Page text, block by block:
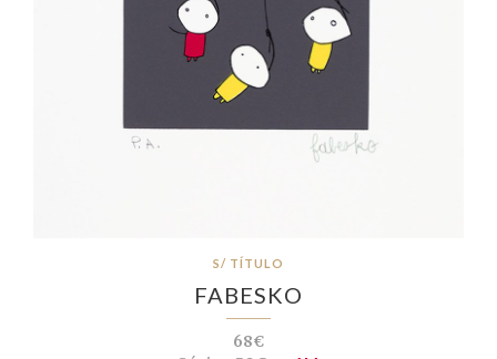
S/ TÍTULO
FABESKO
68€